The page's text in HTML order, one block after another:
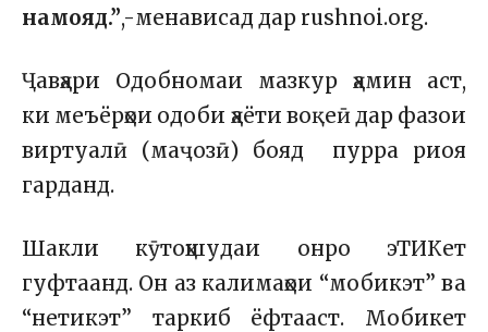
намояд.”,-менависад дар rushnoi.org.
Ҷавҳари Одобномаи мазкур ҳамин аст,
ки меъёрҳои одоби ҳаёти воқеӣ дар фазои
виртуалӣ (маҷозӣ) бояд пурра риоя
гарданд.
Шакли кӯтоҳшудаи онро эТИКет
гуфтаанд. Он аз калимаҳои “мобикэт” ва
“нетикэт” таркиб ёфтааст. Мобикет